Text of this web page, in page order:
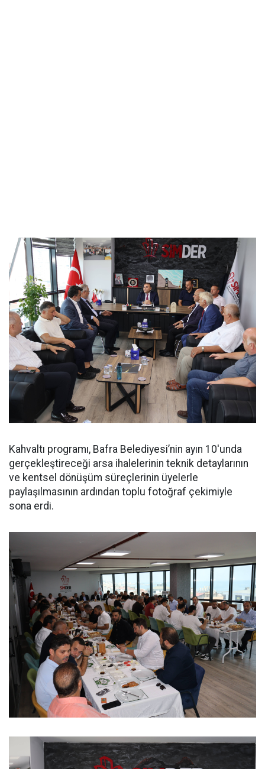
Kahvaltı programı, Bafra Belediyesi’nin ayın 10'unda
gerçekleştireceği arsa ihalelerinin teknik detaylarının
ve kentsel dönüşüm süreçlerinin üyelerle
paylaşılmasının ardından toplu fotoğraf çekimiyle
sona erdi.